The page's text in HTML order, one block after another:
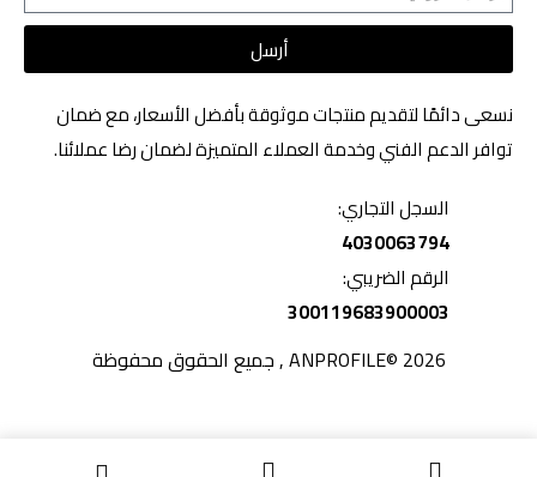
أرسل
نسعى دائمًا لتقديم منتجات موثوقة بأفضل الأسعار، مع ضمان
توافر الدعم الفني وخدمة العملاء المتميزة لضمان رضا عملائنا.
السجل التجاري:
4030063794
الرقم الضريبي:
300119683900003
2026 ©ANPROFILE , جميع الحقوق محفوظة